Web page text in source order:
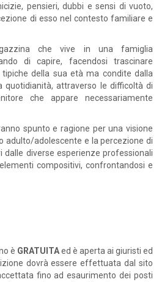
pensieri, dubbi e sensi di vuoto,
di esso nel contesto familiare e
che vive in una famiglia
di capire, facendosi trascinare
della sua età ma condite dalla
quotidianità, attraverso le difficoltà di
che appare necessariamente
spunto e ragione per una visione
adulto/adolescente e la percezione di
dalle diverse esperienze professionali
compositivi, confrontandosi e
è GRATUITAed è aperta ai giuristi ed
dovrà essere effettuata dal sito
fino ad esaurimento dei posti